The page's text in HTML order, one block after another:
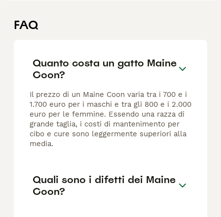
FAQ
Quanto costa un gatto Maine
Coon?
Il prezzo di un Maine Coon varia tra i 700 e i
1.700 euro per i maschi e tra gli 800 e i 2.000
euro per le femmine. Essendo una razza di
grande taglia, i costi di mantenimento per
cibo e cure sono leggermente superiori alla
media.
Quali sono i difetti dei Maine
Coon?